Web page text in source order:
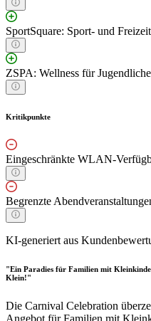
SportSquare: Sport- und
ZSPA: Wellness für Jugendliche
Kritikpunkte
Eingeschränkte WLAN-
Begrenzte
KI-generiert aus
"Ein Paradies für Familien mit
Klein!"
Die Carnival Celebration